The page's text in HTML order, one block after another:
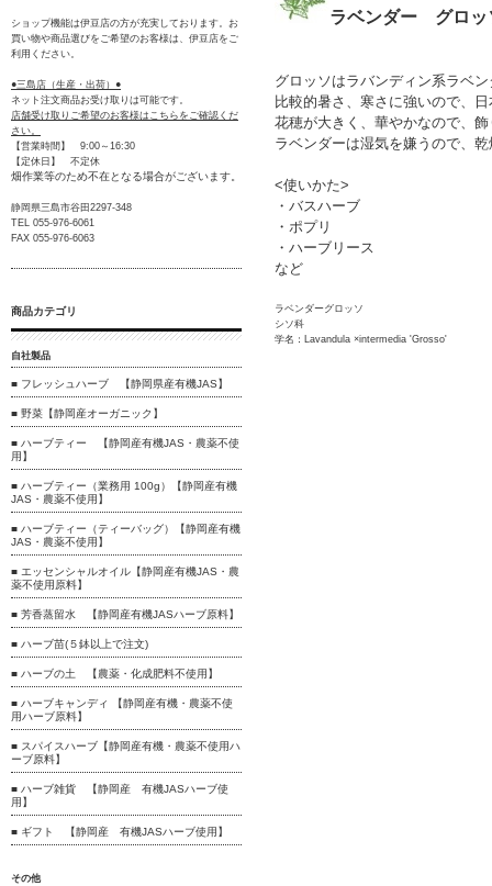
ラベンダー グロッ
グロッソはラバンディン系ラベ
比較的暑さ、寒さに強いので、
花穂が大きく、華やかなので、
ラベンダーは湿気を嫌うので、
<使いかた>
・バスハーブ
・ポプリ
・ハーブリース
など
ラベンダーグロッソ
シソ科
学名：Lavandula ×intermedia 'Grosso'
ショップ機能は伊豆店の方が充実しております。お
買い物や商品選びをご希望のお客様は、伊豆店をご
利用ください。
●三島店（生産・出荷）●
ネット注文商品お受け取りは可能です。
店舗受け取りご希望のお客様はこちらをご確認くだ
さい。
【営業時間】 9:00～16:30
【定休日】 不定休
畑作業等のため不在となる場合がございます。
静岡県三島市谷田2297-348
TEL 055-976-6061
FAX 055-976-6063
商品カテゴリ
自社製品
■ フレッシュハーブ 【静岡県産有機JAS】
■ 野菜【静岡産オーガニック】
■ ハーブティー 【静岡産有機JAS・農薬不使
用】
■ ハーブティー（業務用 100g）【静岡産有機
JAS・農薬不使用】
■ ハーブティー（ティーバッグ）【静岡産有機
JAS・農薬不使用】
■ エッセンシャルオイル【静岡産有機JAS・農
薬不使用原料】
■ 芳香蒸留水 【静岡産有機JASハーブ原料】
■ ハーブ苗(５鉢以上で注文)
■ ハーブの土 【農薬・化成肥料不使用】
■ ハーブキャンディ 【静岡産有機・農薬不使
用ハーブ原料】
■ スパイスハーブ【静岡産有機・農薬不使用ハ
ーブ原料】
■ ハーブ雑貨 【静岡産 有機JASハーブ使
用】
■ ギフト 【静岡産 有機JASハーブ使用】
その他